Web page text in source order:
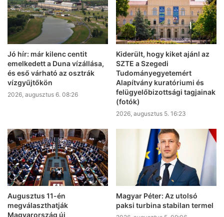
Jó hír: már kilenc centit
emelkedett a Duna vízállása,
és eső várható az osztrák
vízgyűjtőkön
2026, augusztus 6. 08:26
Kiderült, hogy kiket ajánl az
SZTE a Szegedi
Tudományegyetemért
Alapítvány kuratóriumi és
felügyelőbizottsági tagjainak
(fotók)
2026, augusztus 5. 16:23
Augusztus 11-én
megválaszthatják
Magyarország új
Magyar Péter: Az utolsó
paksi turbina stabilan termel